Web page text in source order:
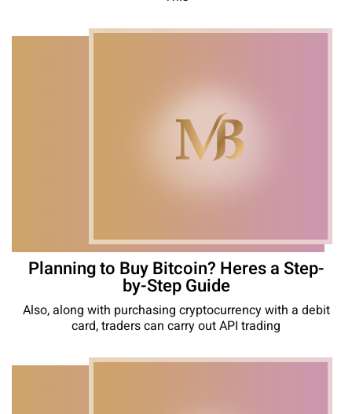
Planning to Buy Bitcoin? Heres a Step-
by-Step Guide
Also, along with purchasing cryptocurrency with a debit
card, traders can carry out API trading